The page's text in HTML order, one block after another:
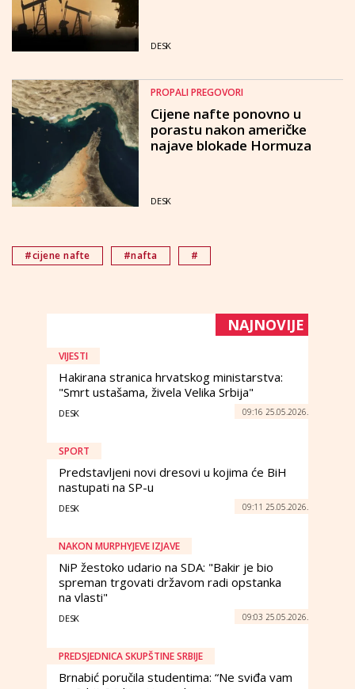
DESK
PROPALI PREGOVORI
Cijene nafte ponovno u
porastu nakon američke
najave blokade Hormuza
DESK
#cijene nafte #nafta #
NAJNOVIJE
VIJESTI
Hakirana stranica hrvatskog ministarstva:
"Smrt ustašama, živela Velika Srbija"
DESK 09:16 25.05.2026.
SPORT
Predstavljeni novi dresovi u kojima će BiH
nastupati na SP-u
DESK 09:11 25.05.2026.
NAKON MURPHYJEVE IZJAVE
NiP žestoko udario na SDA: "Bakir je bio
spreman trgovati državom radi opstanka
na vlasti"
DESK 09:03 25.05.2026.
PREDSJEDNICA SKUPŠTINE SRBIJE
Brnabić poručila studentima: “Ne sviđa vam